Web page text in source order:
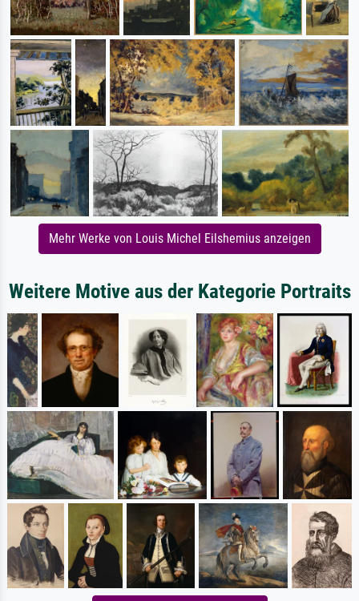
Mehr Werke von Louis Michel Eilshemius anzeigen
Weitere Motive aus der Kategorie Portraits